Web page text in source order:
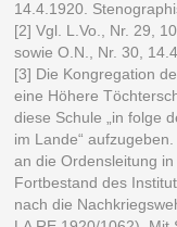
14.4.1920.
[2] Vgl. L.Vo., Nr. 29,
sowie O.N., Nr. 30,
[3] Die Kongregation
eine Höhere
diese Schule „in folge
im Lande“
an die Ordensleitung
Fortbestand des
nach die